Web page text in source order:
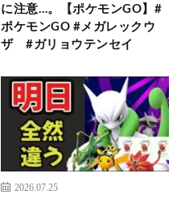
に注意…。【ポケモンGO】#
ポケモンGO #メガレックウ
ザ #ガリョウテンセイ
2026.07.25